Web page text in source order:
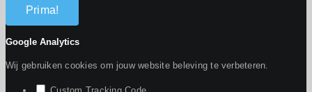
Prima!
Google Analytics
Wij gebruiken cookies om jouw website beleving te verbeteren.